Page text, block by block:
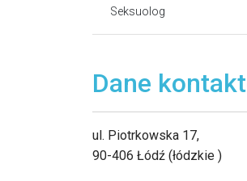
Seksuolog
Dane
ul. Piotrkowska 17,
90-406 Łódź (łódzkie )